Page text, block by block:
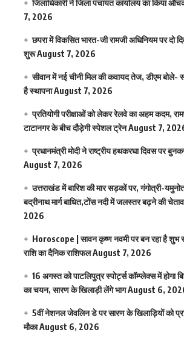
जिलाधिकारी ने जिला पंचायत कार्यालय का किया
7, 2026
छपरा में विकसित भारत-जी रामजी अधिनियम पर दो
शुरूAugust 7, 2026
सीवान में नई चीनी मिल की कवायद तेज, डीएम बोले-
है स्थापनाAugust 7, 2026
प्रतियोगी परीक्षाओं को लेकर रेलवे का अहम कदम,
टाटानगर के बीच दौड़ेगी स्पेशल ट्रेनAugust 7,
प्रधानमंत्री मोदी ने राष्ट्रीय हथकरघा दिवस पर
August 7, 2026
उत्तराखंड में बारिश की मार सड़कों पर, गंगोत्री-
बद्रीनाथ मार्ग बाधित,टोंस नदी में जलस्तर बढ़ने की
2026
Horoscope | सावन कृष्ण नवमी पर बन रहा है शुभ
राशि का दैनिक राशिफलAugust 7, 2026
16 अगस्त को पाटलिपुत्र स्पोर्ट्स कॉम्प्लेक्स में होगा
का चयन, सारण के खिलाड़ी लेंगे भागAugust 6,
5वीं नेशनल जेवलिन डे पर सारण के खिलाड़ियों को
मौकाAugust 6, 2026